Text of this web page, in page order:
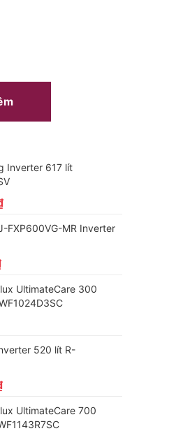
Inverter 617 lít
FXP600VG-MR Inverter
UltimateCare 300
520 lít R-
UltimateCare 700